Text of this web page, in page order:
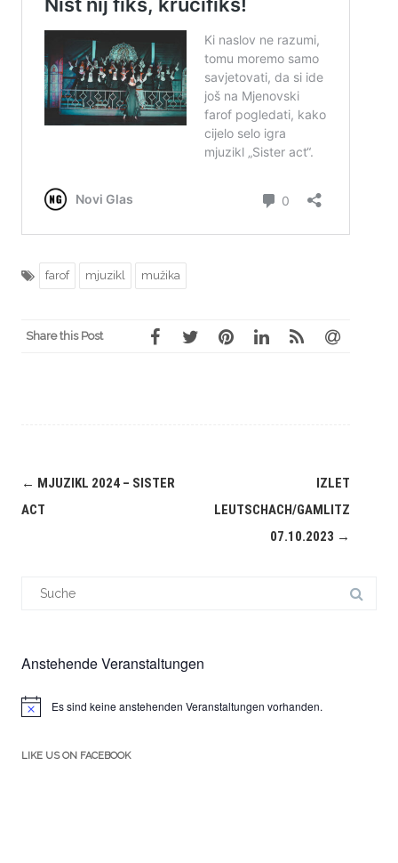
farof mjuzikl mužika
Share this Post
Navigation
(Beiträge)
← MJUZIKL 2024 – SISTER
ACT
IZLET
LEUTSCHACH/GAMLITZ
07.10.2023 →
Anstehende Veranstaltungen
HinweisEs sind keine anstehenden Veranstaltungen vorhanden.
LIKE US ON FACEBOOK